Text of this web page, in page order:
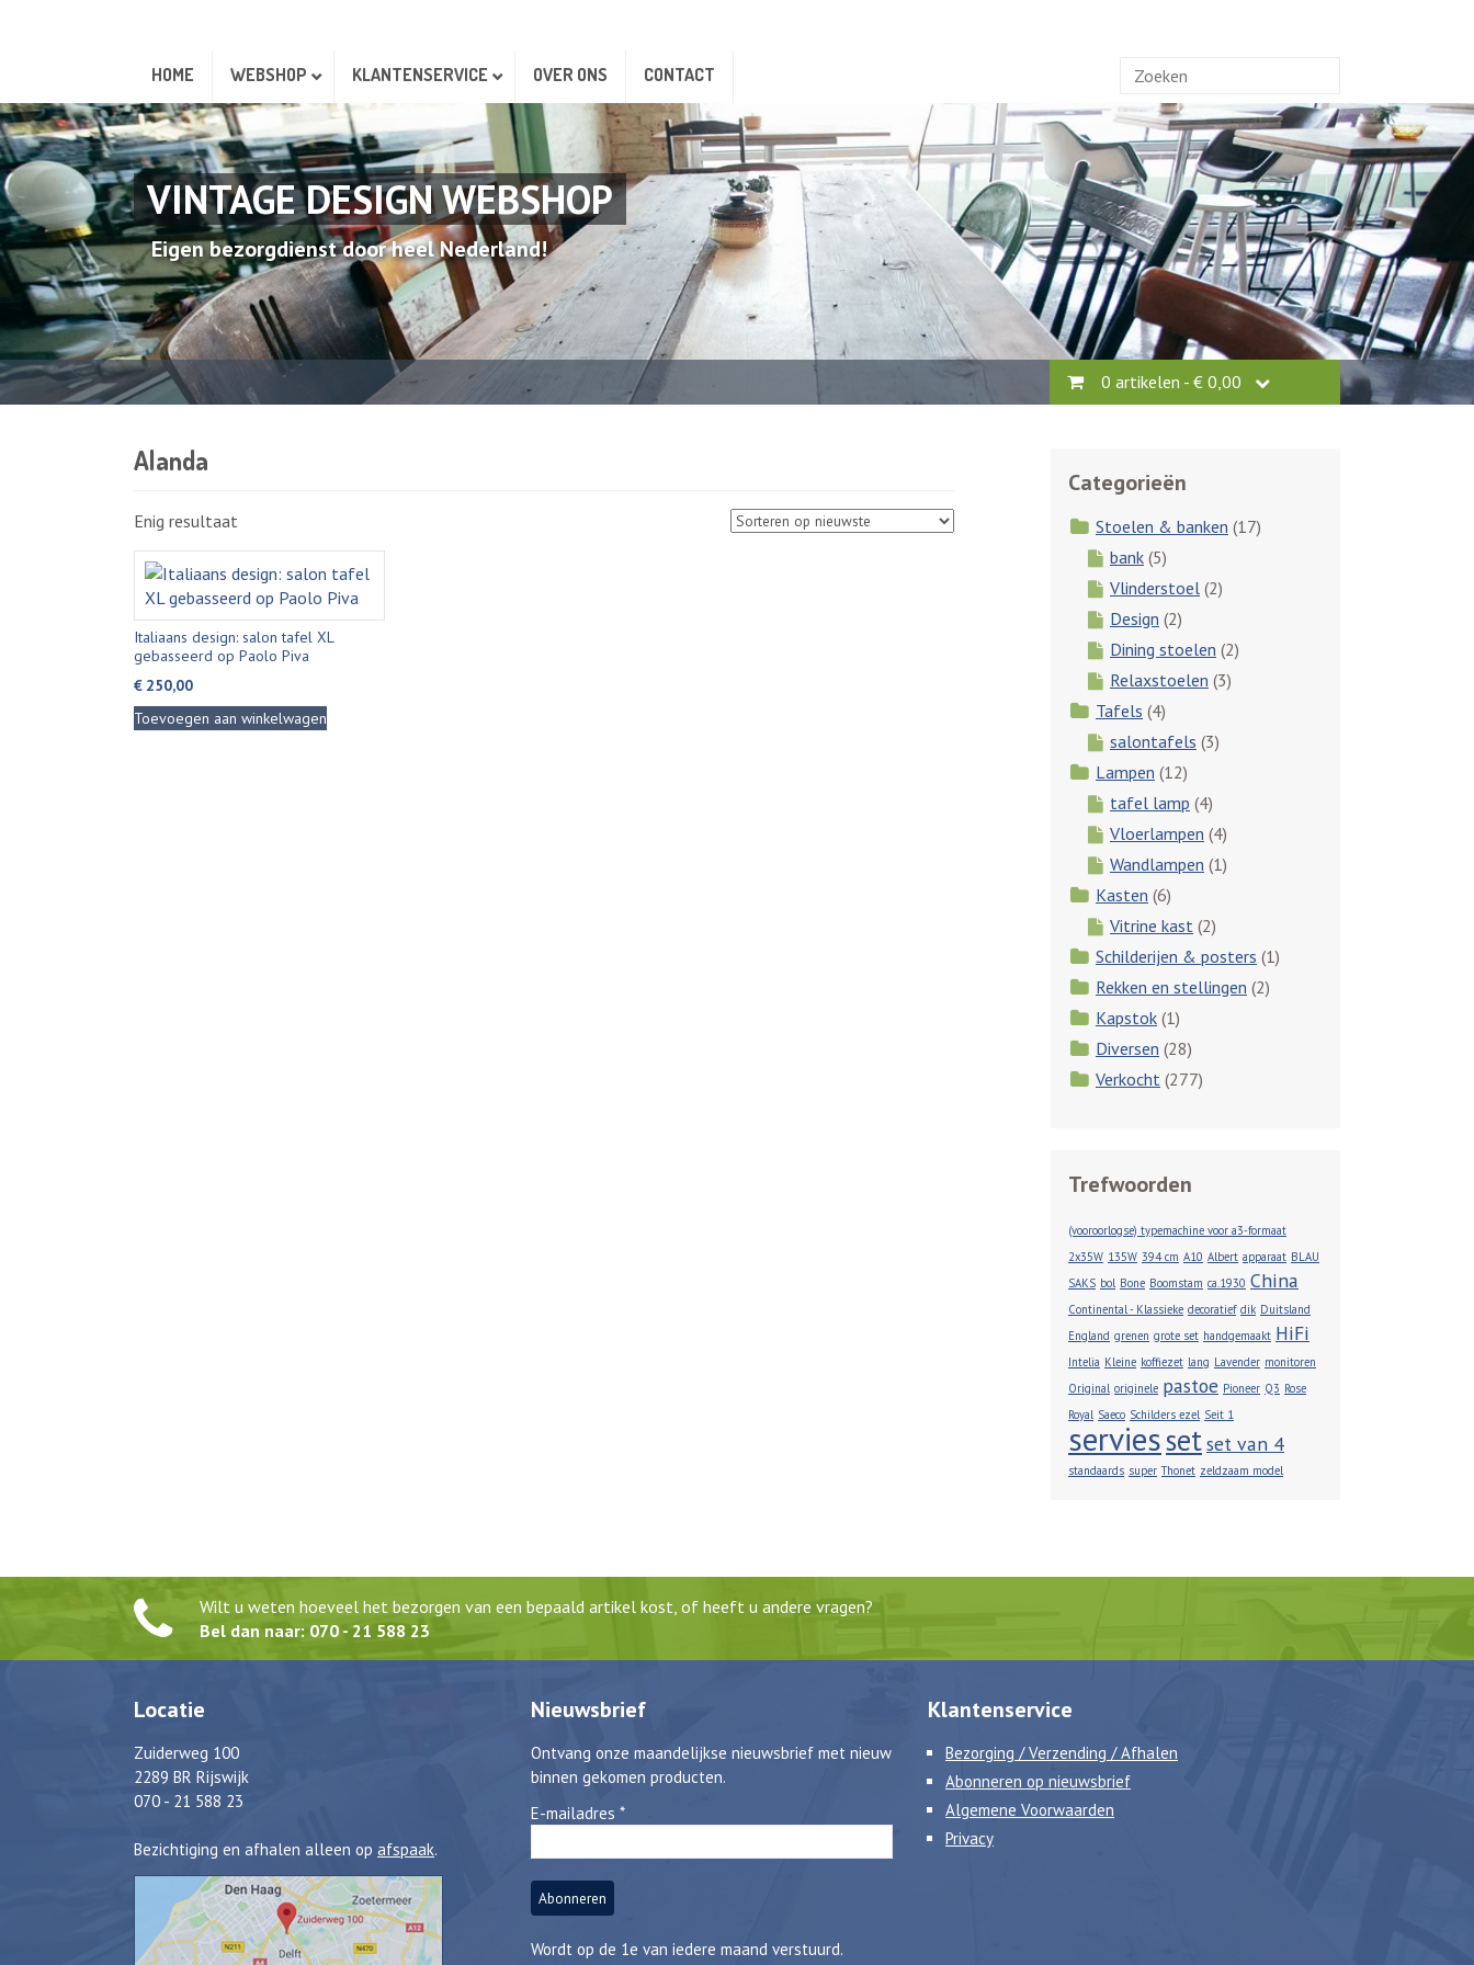
HOME WEBSHOP KLANTENSERVICE OVER ONS CONTACT
Zoek
VINTAGE DESIGN WEBSHOP
Eigen bezorgdienst door heel Nederland!
0 artikelen - € 0,00
Alanda
Enig resultaat
Italiaans design: salon tafel XL
gebasseerd op Paolo Piva
€ 250,00
Toevoegen aan winkelwagen
Categorieën
Stoelen & banken (17)
bank (5)
Vlinderstoel (2)
Design (2)
Dining stoelen (2)
Relaxstoelen (3)
Tafels (4)
salontafels (3)
Lampen (12)
tafel lamp (4)
Vloerlampen (4)
Wandlampen (1)
Kasten (6)
Vitrine kast (2)
Schilderijen & posters (1)
Rekken en stellingen (2)
Kapstok (1)
Diversen (28)
Verkocht (277)
Trefwoorden
(vooroorlogse) typemachine voor a3-formaat
2x35W 135W 394 cm A10 Albert apparaat BLAU
SAKS bol Bone Boomstam ca.1930 China
Continental - Klassieke decoratief dik Duitsland
England grenen grote set handgemaakt HiFi
Intelia Kleine koffiezet lang Lavender monitoren
Original originele pastoe Pioneer Q3 Rose
Royal Saeco Schilders ezel Seit 1
serviessetset van 4
standaards super Thonet zeldzaam model
Wilt u weten hoeveel het bezorgen van een bepaald artikel kost, of heeft u andere vragen?
Bel dan naar: 070 - 21 588 23
Locatie
Zuiderweg 100
2289 BR Rijswijk
070 - 21 588 23
Bezichtiging en afhalen alleen op afspaak.
Nieuwsbrief
Ontvang onze maandelijkse nieuwsbrief met nieuw
binnen gekomen producten.
E-mailadres *
Wordt op de 1e van iedere maand verstuurd.
Klantenservice
Bezorging / Verzending / Afhalen
Abonneren op nieuwsbrief
Algemene Voorwaarden
Privacy